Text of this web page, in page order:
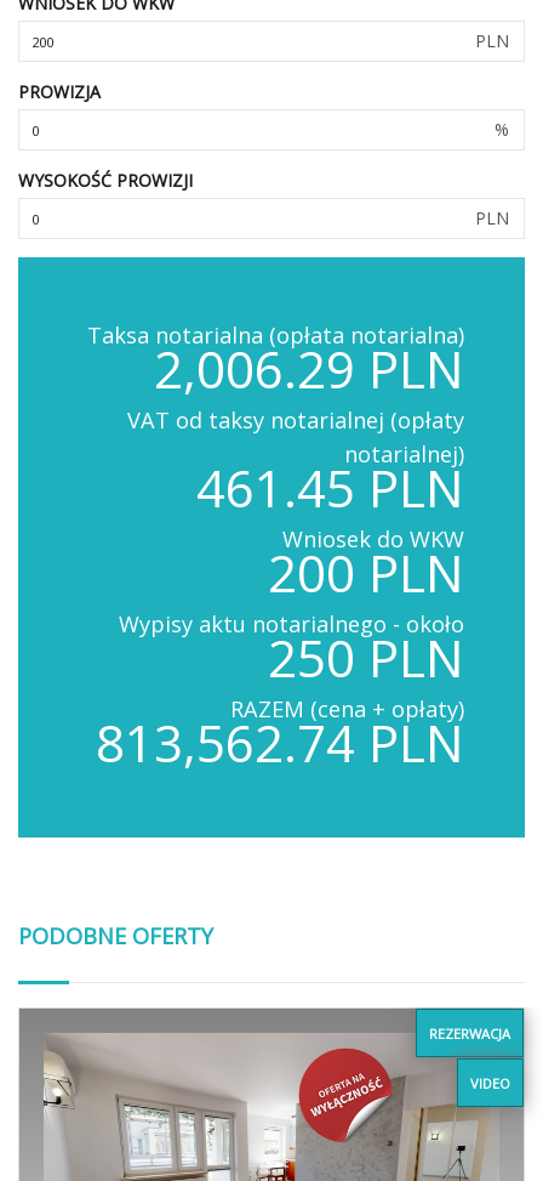
PLN
PROWIZJA
%
WYSOKOŚĆ PROWIZJI
PLN
Taksa notarialna (opłata notarialna)
2,006.29 PLN
VAT od taksy notarialnej (opłaty
notarialnej)
461.45 PLN
Wniosek do WKW
200 PLN
Wypisy aktu notarialnego - około
250 PLN
RAZEM (cena + opłaty)
813,562.74 PLN
PODOBNE OFERTY
REZERWACJA
VIDEO